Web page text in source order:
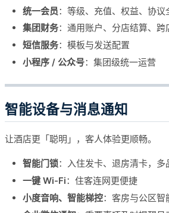
统一会员：等级、充值、权益、协议
集团财务：通用账户、分店结算、跨
短信服务：模板与发送配置
小程序 / 公众号：集团级统一运营
智能设备与消息通知
让酒店更「聪明」，客人体验更顺畅。
智能门锁：入住发卡、退房清卡，多
一键 Wi-Fi：住客连网更便捷
小度音响、智能梯控：客房与公区智